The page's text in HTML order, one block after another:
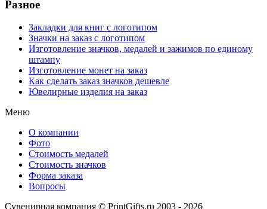
Разное
Закладки для книг с логотипом
Значки на заказ с логотипом
Изготовление значков, медалей и зажимов по единому
штампу
Изготовление монет на заказ
Как сделать заказ значков дешевле
Ювелирные изделия на заказ
Меню
О компании
Фото
Стоимость медалей
Стоимость значков
Форма заказа
Вопросы
Сувенирная компания © PrintGifts.ru 2003 - 2026